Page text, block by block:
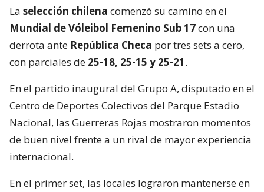
La selección chilena comenzó su camino en el
Mundial de Vóleibol Femenino Sub 17con una
derrota ante República Checa por tres sets a cero,
con parciales de 25-18, 25-15 y 25-21.
En el partido inaugural del Grupo A, disputado en el
Centro de Deportes Colectivos del Parque Estadio
Nacional, las Guerreras Rojas mostraron momentos
de buen nivel frente a un rival de mayor experiencia
internacional.
En el primer set, las locales lograron mantenerse en